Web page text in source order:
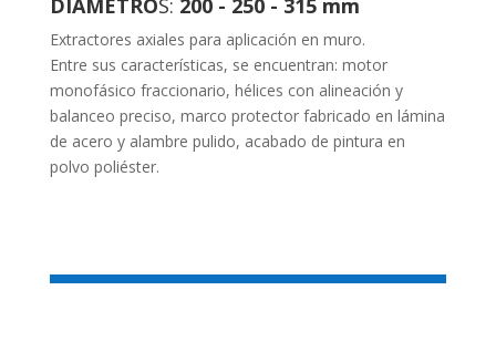
DIAMETROS: 200 - 250 - 315 mm
Extractores axiales para aplicación en muro.
Entre sus características, se encuentran: motor
monofásico fraccionario, hélices con alineación y
balanceo preciso, marco protector fabricado en lámina
de acero y alambre pulido, acabado de pintura en
polvo poliéster.